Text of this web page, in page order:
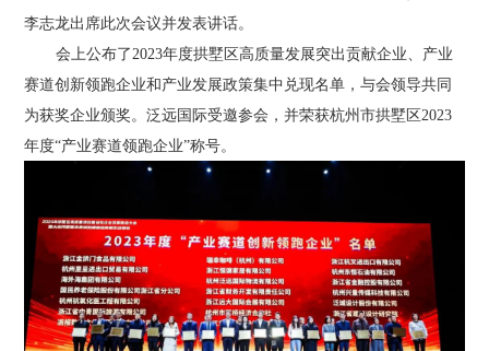
李志龙出席此次会议并发表讲话。
会上公布了2023年度拱墅区高质量发展突出贡献企业、产业
赛道创新领跑企业和产业发展政策集中兑现名单，与会领导共同
为获奖企业颁奖。泛远国际受邀参会，并荣获杭州市拱墅区2023
年度“产业赛道领跑企业”称号。